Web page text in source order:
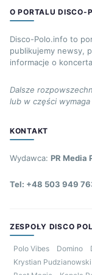
O PORTALU DISCO-
Disco-Polo.info to
publikujemy newsy,
informacje o
Dalsze
lub w części
KONTAKT
Wydawca: PR Media
Tel: +48 503 949
ZESPOŁY DISCO
Polo Vibes Domino
Krystian Pudzianowski